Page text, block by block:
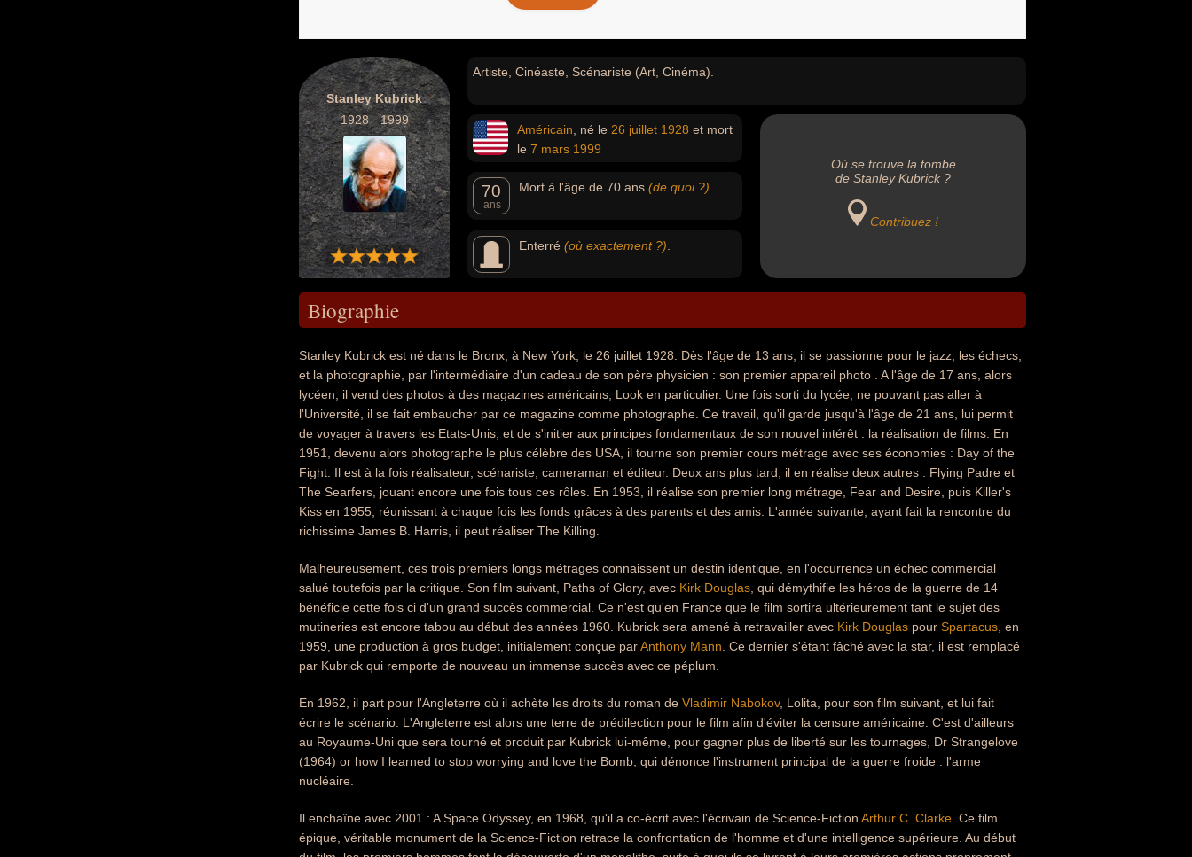
Stanley Kubrick
1928 - 1999
Artiste, Cinéaste, Scénariste (Art, Cinéma).
Américain , né le 26 juillet 1928 et mort
le 7 mars 1999
70
ans
Mort à l'âge de 70 ans (de quoi ?)
Enterré (où exactement ?)
Où se trouve la tombe
de Stanley Kubrick ?
Contribuez !
Biographie
Stanley Kubrick est né dans le Bronx, à New York, le 26 juillet 1928. Dès l'âge de 13 ans, il se passionne pour le jazz, les échecs,
et la photographie, par l'intermédiaire d'un cadeau de son père physicien : son premier appareil photo . A l'âge de 17 ans, alors
lycéen, il vend des photos à des magazines américains, Look en particulier. Une fois sorti du lycée, ne pouvant pas aller à
l'Université, il se fait embaucher par ce magazine comme photographe. Ce travail, qu'il garde jusqu'à l'âge de 21 ans, lui permit
de voyager à travers les Etats-Unis, et de s'initier aux principes fondamentaux de son nouvel intérêt : la réalisation de films. En
1951, devenu alors photographe le plus célèbre des USA, il tourne son premier cours métrage avec ses économies : Day of the
Fight. Il est à la fois réalisateur, scénariste, cameraman et éditeur. Deux ans plus tard, il en réalise deux autres : Flying Padre et
The Searfers, jouant encore une fois tous ces rôles. En 1953, il réalise son premier long métrage, Fear and Desire, puis Killer's
Kiss en 1955, réunissant à chaque fois les fonds grâces à des parents et des amis. L'année suivante, ayant fait la rencontre du
richissime James B. Harris, il peut réaliser The Killing.
Malheureusement, ces trois premiers longs métrages connaissent un destin identique, en l'occurrence un échec commercial
salué toutefois par la critique. Son film suivant, Paths of Glory, avec Kirk Douglas , qui démythifie les héros de la guerre de 14
bénéficie cette fois ci d'un grand succès commercial. Ce n'est qu'en France que le film sortira ultérieurement tant le sujet des
mutineries est encore tabou au début des années 1960. Kubrick sera amené à retravailler avec Kirk Douglas pour Spartacus , en
1959, une production à gros budget, initialement conçue parAnthony Mann . Ce dernier s'étant fâché avec la star, il est remplacé
par Kubrick qui remporte de nouveau un immense succès avec ce péplum.
En 1962, il part pour l'Angleterre où il achète les droits du roman de Vladimir Nabokov, Lolita, pour son film suivant, et lui fait
écrire le scénario. L'Angleterre est alors une terre de prédilection pour le film afin d'éviter la censure américaine. C'est d'ailleurs
au Royaume-Uni que sera tourné et produit par Kubrick lui-même, pour gagner plus de liberté sur les tournages, Dr Strangelove
(1964) or how I learned to stop worrying and love the Bomb, qui dénonce l'instrument principal de la guerre froide : l'arme
nucléaire.
Il enchaîne avec 2001 : A Space Odyssey, en 1968, qu'il a co-écrit avec l'écrivain de Science-Fiction Arthur C. Clarke . Ce film
épique, véritable monument de la Science-Fiction retrace la confrontation de l'homme et d'une intelligence supérieure. Au début